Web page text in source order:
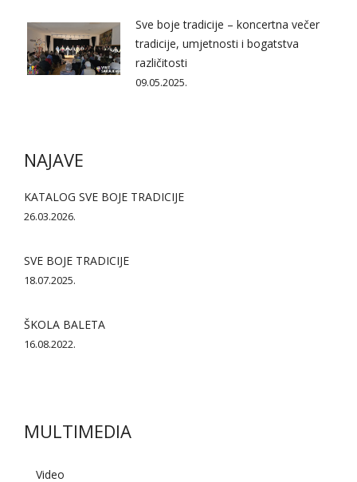
Sve boje tradicije – koncertna večer
tradicije, umjetnosti i bogatstva
različitosti
09.05.2025.
NAJAVE
KATALOG SVE BOJE TRADICIJE
26.03.2026.
SVE BOJE TRADICIJE
18.07.2025.
ŠKOLA BALETA
16.08.2022.
MULTIMEDIA
Video